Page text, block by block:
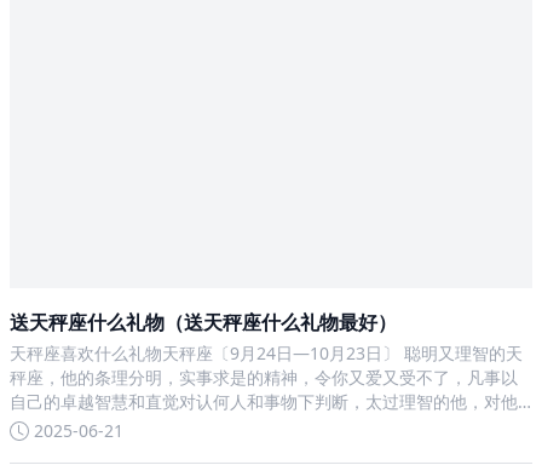
送天秤座什么礼物（送天秤座什么礼物最好）
天秤座喜欢什么礼物天秤座〔9月24日—10月23日〕 聪明又理智的天
秤座，他的条理分明，实事求是的精神，令你又爱又受不了，凡事以
自己的卓越智慧和直觉对认何人和事物下判断，太过理智的他，对他
的朋友可是苛克挑剔极了，尤其注意外形和气质，若没达到他的理
2025-06-21